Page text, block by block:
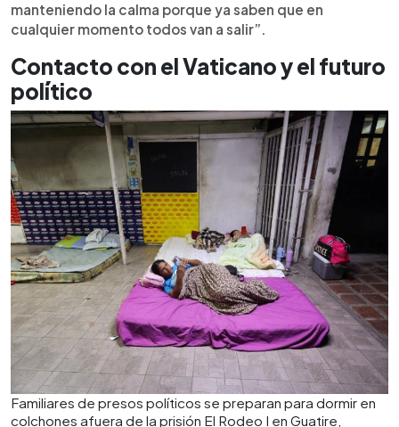
manteniendo la calma porque ya saben que en
cualquier momento todos van a salir”.
Contacto con el Vaticano y el futuro
político
Familiares de presos políticos se preparan para dormir en
colchones afuera de la prisión El Rodeo I en Guatire,